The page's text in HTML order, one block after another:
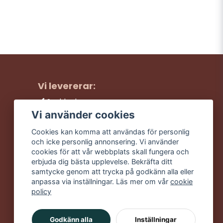
Vi levererar:
Snabba leveranser
Trygga köp
Fri frakt över 499:-
Trevlig kundtjänst
Vi använder cookies
Cookies kan komma att användas för personlig
och icke personlig annonsering. Vi använder
cookies för att vår webbplats skall fungera och
erbjuda dig bästa upplevelse. Bekräfta ditt
samtycke genom att trycka på godkänn alla eller
anpassa via inställningar. Läs mer om vårcookie
policy
Godkänn alla Inställningar